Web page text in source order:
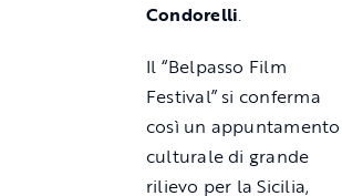
Condorelli.
Il “Belpasso Film
Festival” si conferma
così un appuntamento
culturale di grande
rilievo per la Sicilia,